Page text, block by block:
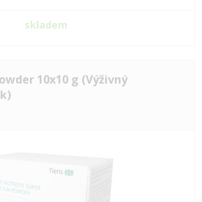
skladem
10x10 g (Výživný